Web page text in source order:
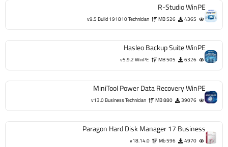
R-Studio WinPE
4365
526 MB
v9.5 Build 191810 Technician
Hasleo Backup Suite WinPE
6326
505 MB
v5.9.2 WinPE
MiniTool Power Data Recovery WinPE
39076
880 MB
v13.0 Business Technician
Paragon Hard Disk Manager 17 Business
4970
596 Mb
v18.14.0